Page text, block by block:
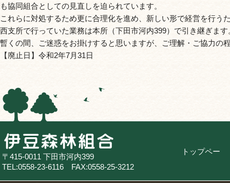
も協同組合としての見直しを迫られています。
これらに対処するため更に合理化を進め、新しい形で経営を行う
西支所で行っていた業務は本所（下田市河内399）で引き継ぎます
暫くの間、ご迷惑をお掛けすると思いますが、ご理解・ご協力の
【廃止日】令和2年7月31日
〒415-0011 下田市河内399
TEL:0558-23-6116 FAX:0558-25-3212
トップペー